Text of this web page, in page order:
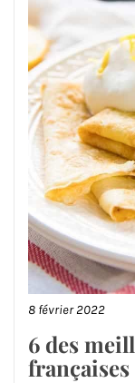
8 février 2022
6 des